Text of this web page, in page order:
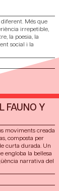
diferent. Més que
irrepetible,
la poesia, la
social i la
FAUNO Y
moviments creada
composta per
curta durada. Un
engloba la bellesa
narrativa del